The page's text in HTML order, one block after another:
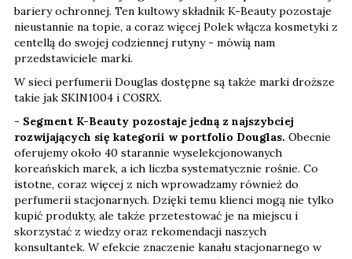
bariery ochronnej. Ten kultowy składnik K-Beauty pozostaje
nieustannie na topie, a coraz więcej Polek włącza kosmetyki z
centellą do swojej codziennej rutyny - mówią nam
przedstawiciele marki.
W sieci perfumerii Douglas dostępne są także marki droższe
takie jak SKIN1004 i COSRX.
- Segment K-Beauty pozostaje jedną z najszybciej
rozwijających się kategorii w portfolio Douglas. Obecnie
oferujemy około 40 starannie wyselekcjonowanych
koreańskich marek, a ich liczba systematycznie rośnie. Co
istotne, coraz więcej z nich wprowadzamy również do
perfumerii stacjonarnych. Dzięki temu klienci mogą nie tylko
kupić produkty, ale także przetestować je na miejscu i
skorzystać z wiedzy oraz rekomendacji naszych
konsultantek. W efekcie znaczenie kanału stacjonarnego w